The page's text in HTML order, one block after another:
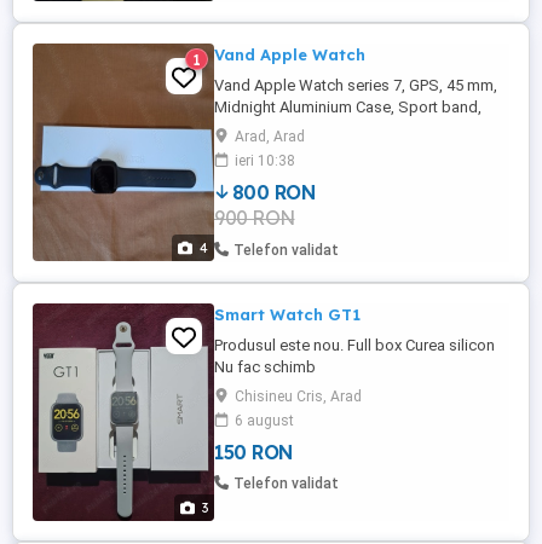
4
1 Vand Apple Watch
Vand Apple Watch series 7, GPS, 45 mm,
Midnight Aluminium Case, Sport band,
stare perfecta de functionare, 800 lei, tel .
Nu fac schimburi!
Arad, Arad
ieri 10:38
800 RON
900 RON
Telefon validat
3
Smart Watch GT1
Produsul este nou. Full box Curea silicon
Nu fac schimb
Chisineu Cris, Arad
6 august
150 RON
Telefon validat